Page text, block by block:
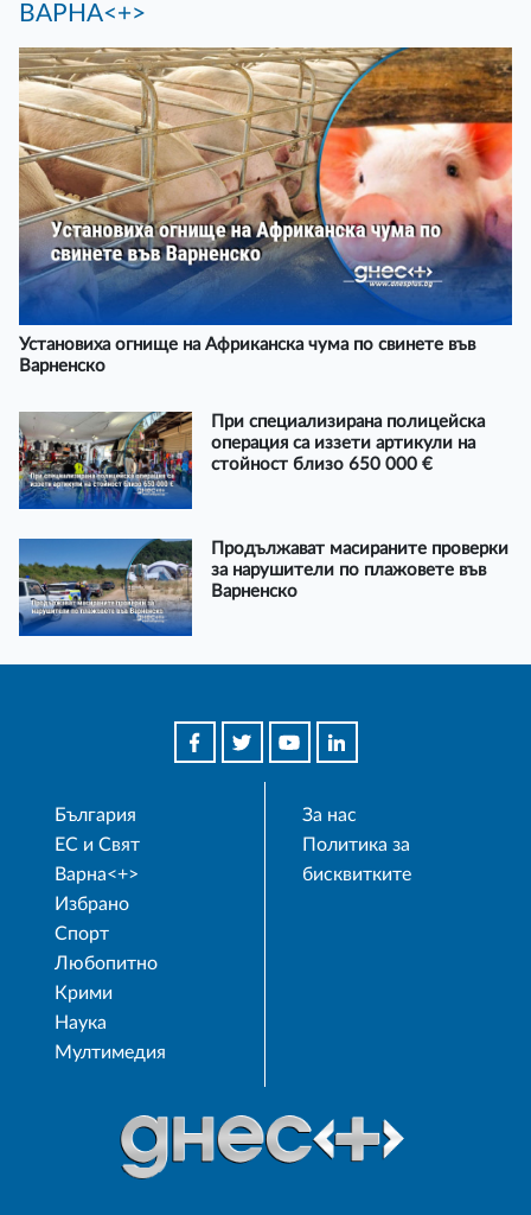
ВАРНА<+>
Установиха огнище на Африканска чума по свинете във
Варненско
При специализирана полицейска
операция са иззети артикули на
стойност близо 650 000 €
Продължават масираните проверки
за нарушители по плажовете във
Варненско
България
ЕС и Свят
Варна<+>
Избрано
Спорт
Любопитно
Крими
Наука
Мултимедия
За нас
Политика за
бисквитките